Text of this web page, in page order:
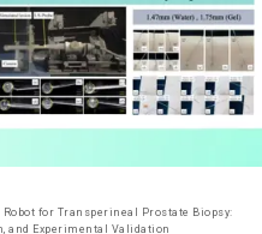
for Transperineal Prostate Biopsy:
and Experimental Validation